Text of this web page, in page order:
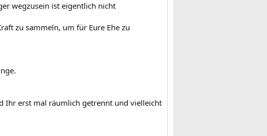
wegzusein ist eigentlich nicht
zu sammeln, um für Eure Ehe zu
Ihr erst mal räumlich getrennt und vielleicht